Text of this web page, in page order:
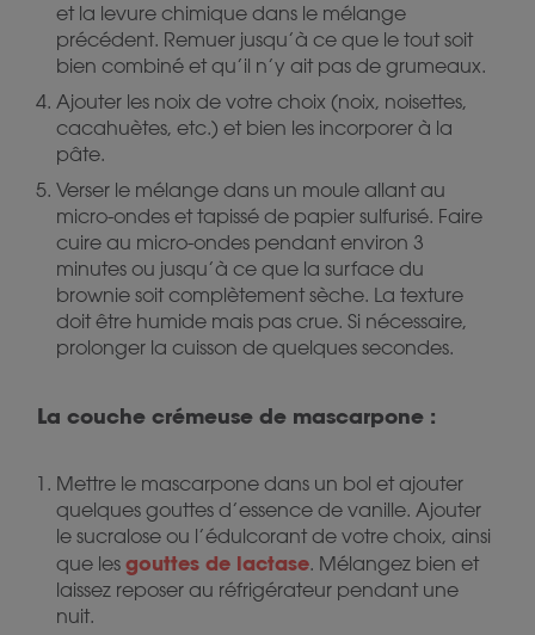
et la levure chimique dans le mélange
précédent. Remuer jusqu’à ce que le tout soit
bien combiné et qu’il n’y ait pas de grumeaux.
Ajouter les noix de votre choix (noix, noisettes,
cacahuètes, etc.) et bien les incorporer à la
pâte.
Verser le mélange dans un moule allant au
micro-ondes et tapissé de papier sulfurisé. Faire
cuire au micro-ondes pendant environ 3
minutes ou jusqu’à ce que la surface du
brownie soit complètement sèche. La texture
doit être humide mais pas crue. Si nécessaire,
prolonger la cuisson de quelques secondes.
La couche crémeuse de mascarpone :
Mettre le mascarpone dans un bol et ajouter
quelques gouttes d’essence de vanille. Ajouter
le sucralose ou l’édulcorant de votre choix, ainsi
que les gouttes de lactase. Mélangez bien et
laissez reposer au réfrigérateur pendant une
nuit.